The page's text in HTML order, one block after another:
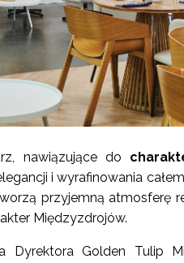
nawiązujące do
i wyrafinowania
przyjemną atmosferę
Międzyzdrojów.
Dyrektora Golden Tulip